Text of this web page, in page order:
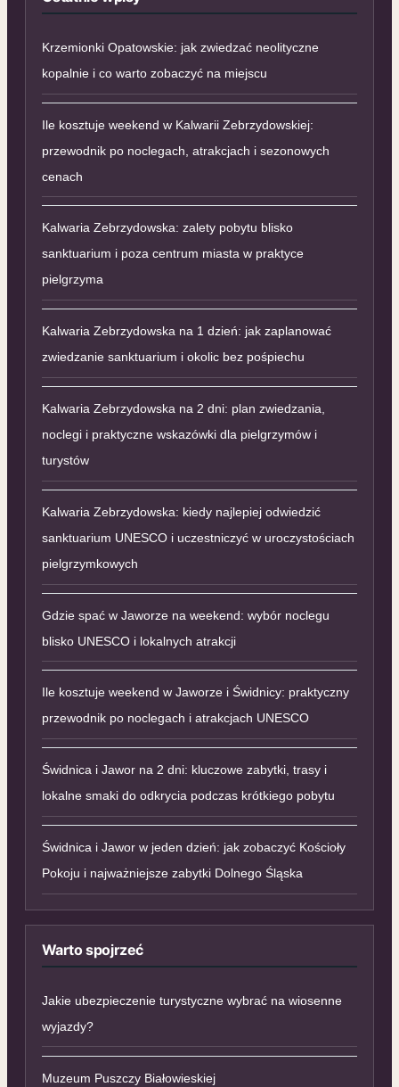
Krzemionki Opatowskie: jak zwiedzać neolityczne
kopalnie i co warto zobaczyć na miejscu
Ile kosztuje weekend w Kalwarii Zebrzydowskiej:
przewodnik po noclegach, atrakcjach i sezonowych
cenach
Kalwaria Zebrzydowska: zalety pobytu blisko
sanktuarium i poza centrum miasta w praktyce
pielgrzyma
Kalwaria Zebrzydowska na 1 dzień: jak zaplanować
zwiedzanie sanktuarium i okolic bez pośpiechu
Kalwaria Zebrzydowska na 2 dni: plan zwiedzania,
noclegi i praktyczne wskazówki dla pielgrzymów i
turystów
Kalwaria Zebrzydowska: kiedy najlepiej odwiedzić
sanktuarium UNESCO i uczestniczyć w uroczystościach
pielgrzymkowych
Gdzie spać w Jaworze na weekend: wybór noclegu
blisko UNESCO i lokalnych atrakcji
Ile kosztuje weekend w Jaworze i Świdnicy: praktyczny
przewodnik po noclegach i atrakcjach UNESCO
Świdnica i Jawor na 2 dni: kluczowe zabytki, trasy i
lokalne smaki do odkrycia podczas krótkiego pobytu
Świdnica i Jawor w jeden dzień: jak zobaczyć Kościoły
Pokoju i najważniejsze zabytki Dolnego Śląska
Warto spojrzeć
Jakie ubezpieczenie turystyczne wybrać na wiosenne
wyjazdy?
Muzeum Puszczy Białowieskiej